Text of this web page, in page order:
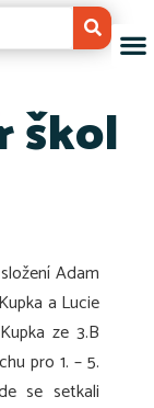
škol
Adam
a Lucie
ze 3.B
pro 1. – 5.
se setkali